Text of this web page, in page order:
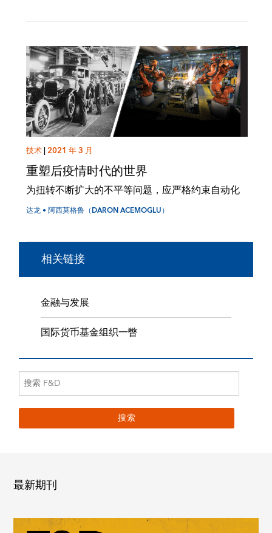
技术|2021 年 3 月
重塑后疫情时代的世界
为扭转不断扩大的不平等问题，应严格约束自动化
达龙 • 阿西莫格鲁（DARON ACEMOGLU）
相关链接
金融与发展
国际货币基金组织一瞥
最新期刊